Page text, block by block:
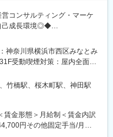
り、未経験の方でも安心して
目は集合研修、2か月目以降
月目にはメイン担当のサポー
5か月目以降にメイン担当と
当先を増やしていきます。
ワーク環境も整っているほ
コンサルティング・マーケ
己成長環境◎◆
店に対しての育成支援・販売
ご担当いただきます。
店の（他社商品も含めた）
により、代理店収入を向上
く、代理店の事業計画や人
ン方法等の経営コンサルティ
で直接販売するのではなく
神奈川県横浜市西区みなとみ
受動喫煙対策：屋内全面禁
千代田区大手町1-9-2 勤務地
駅受動喫煙対策：屋内全面
（リモートワーク含む）
竹橋駅、桜木町駅、神田駅
賃金形態＞月給制＜賃金内訳
円その他固定手当/月：